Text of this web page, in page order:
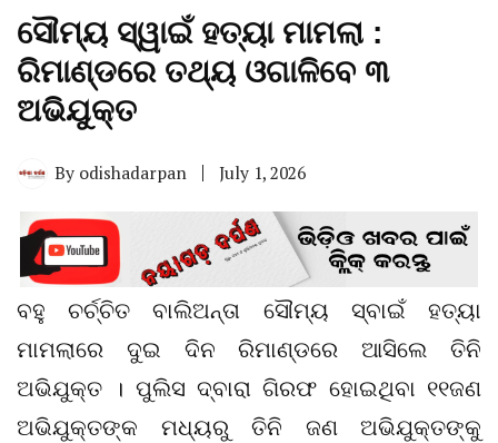
ସୌମ୍ୟ ସ୍ୱାଇଁ ହତ୍ୟା ମାମଲା :
ରିମାଣ୍ଡରେ ତଥ୍ୟ ଓଗାଳିବେ ୩
ଅଭିଯୁକ୍ତ
By odishadarpan July 1, 2026
ବହୁ ଚର୍ଚ୍ଚିତ ବାଲିଅନ୍ତା ସୌମ୍ୟ ସ୍ବାଇଁ ହତ୍ୟା
ମାମଲାରେ ଦୁଇ ଦିନ ରିମାଣ୍ଡରେ ଆସିଲେ ତିନି
ଅଭିଯୁକ୍ତ । ପୁଲିସ ଦ୍ବାରା ଗିରଫ ହୋଇଥିବା ୧୧ଜଣ
ଅଭିଯୁକ୍ତଙ୍କ ମଧ୍ୟରୁ ତିନି ଜଣ ଅଭିଯୁକ୍ତଙ୍କୁ